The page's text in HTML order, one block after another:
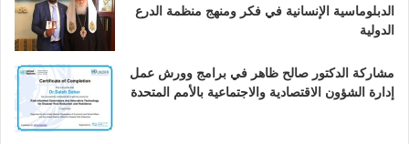
الدبلوماسية الإنسانية في فكر ومنهج منظمة الدرع
الدولية
مشاركة الدكتور صالح ظاهر في برامج وورش عمل
إدارة الشؤون الاقتصادية والاجتماعية بالأمم المتحدة